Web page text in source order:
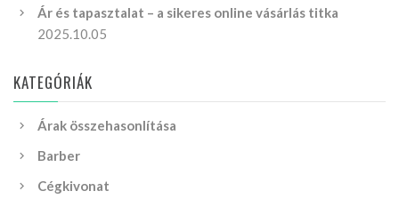
Ár és tapasztalat – a sikeres online vásárlás titka
2025.10.05
KATEGÓRIÁK
Árak összehasonlítása
Barber
Cégkivonat